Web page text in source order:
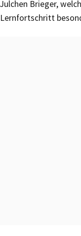
Julchen Brieger,
Lernfortschritt